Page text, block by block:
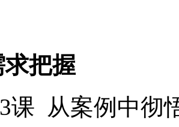
求把握
课 从案例中彻